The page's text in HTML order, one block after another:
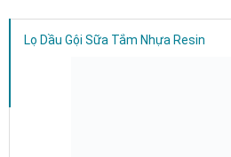
Lọ Dầu Gội Sữa Tắm Nhựa Resin